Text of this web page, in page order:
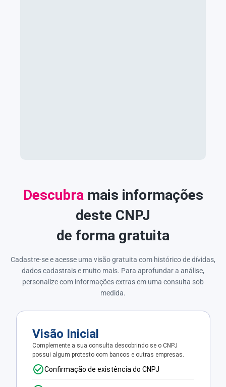
Descubra mais informações
deste CNPJ
de forma gratuita
Cadastre-se e acesse uma visão gratuita com histórico de dívidas,
dados cadastrais e muito mais. Para aprofundar a análise,
personalize com informações extras em uma consulta sob
medida.
Visão Inicial
Complemente a sua consulta descobrindo se o CNPJ
possui algum protesto com bancos e outras empresas.
Confirmação de existência do CNPJ